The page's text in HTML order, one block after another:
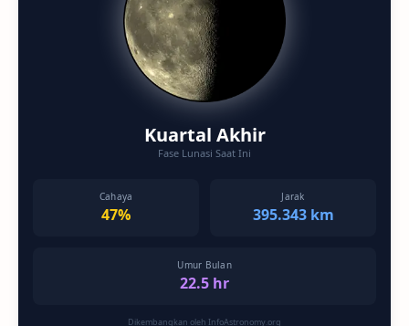
Kuartal Akhir
Fase Lunasi Saat Ini
Cahaya
47%
Jarak
395.343 km
Umur Bulan
22.5 hr
Dikembangkan oleh InfoAstronomy.org